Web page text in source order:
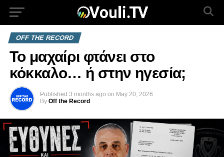
OFF THE RECORD
Το μαχαίρι φτάνει στο
κόκκαλο… ή στην ηγεσία;
Published 3 months ago on May 20, 2026
By Off the Record